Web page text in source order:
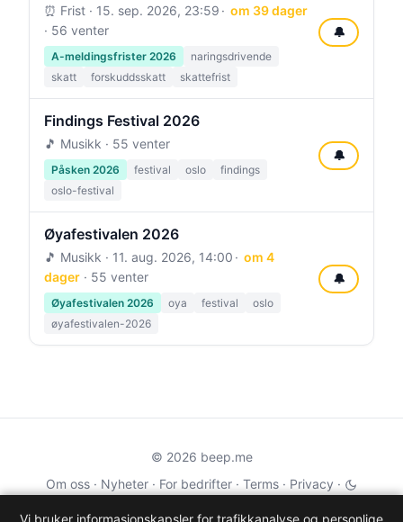
⏰ Frist · 15. sep. 2026, 23:59
om 39 dager
· 56 venter
A-meldingsfrister 2026
naringsdrivende
skatt
forskuddsskatt skattefrist
🔔
Findings Festival 2026
🎵 Musikk · 55 venter
Påsken 2026 festival oslo
findings
oslo-festival
🔔
Øyafestivalen 2026
🎵 Musikk · 11. aug. 2026, 14:00
om 4
dager · 55 venter
Øyafestivalen 2026 oya festival
oslo
øyafestivalen-2026
🔔
© 2026 beep.me
Om oss · Nyheter · For bedrifter · Terms · Privacy ·
·Wikidata·OMDb
Vi bruker informasjonskapsler for trafikkanalyse og personlige